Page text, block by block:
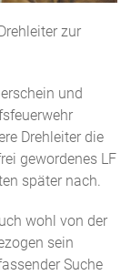
zur
und
Drehleiter die
gewordenes LF
später nach.
wohl von der
sein
Suche